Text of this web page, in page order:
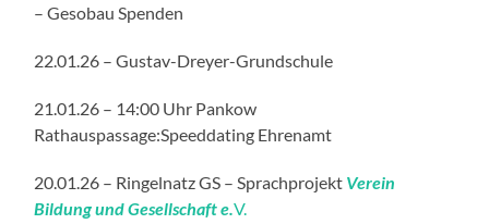
– Gesobau Spenden
22.01.26 – Gustav-Dreyer-Grundschule
21.01.26 – 14:00 Uhr Pankow
Rathauspassage:Speeddating Ehrenamt
20.01.26 – Ringelnatz GS – Sprachprojekt Verein
Bildung und Gesellschaft e.V.